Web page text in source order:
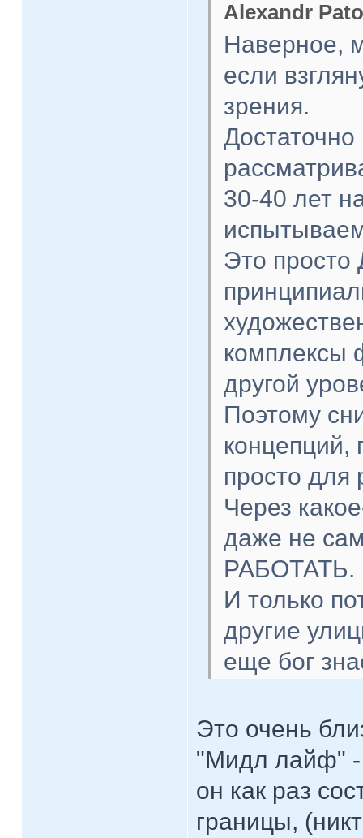
Alexandr
Наверное,
если
зрения.
30-40 лет
Это
комплексы
другой
Поэтому
концепций,
просто для
Через
даже не
РАБОТАТЬ.
И только
другие
еще бог
Это очень
"Мидл лайф" -
он как раз
границы,